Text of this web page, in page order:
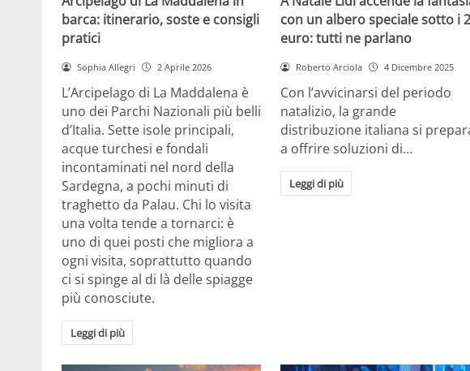
barca: itinerario, soste e consigli
pratici
Sophia Allegri 2 Aprile 2026
L’Arcipelago di La Maddalena è
uno dei Parchi Nazionali più belli
d’Italia. Sette isole principali,
acque turchesi e fondali
incontaminati nel nord della
Sardegna, a pochi minuti di
traghetto da Palau. Chi lo visita
una volta tende a tornarci: è
uno di quei posti che migliora a
ogni visita, soprattutto quando
ci si spinge al di là delle spiagge
più conosciute.
Leggi di più
con un albero speciale sotto i
euro: tutti ne parlano
Roberto Arciola 4 Dicembre 2025
Con l’avvicinarsi del periodo
natalizio, la grande
distribuzione italiana si
a offrire soluzioni di…
Leggi di più